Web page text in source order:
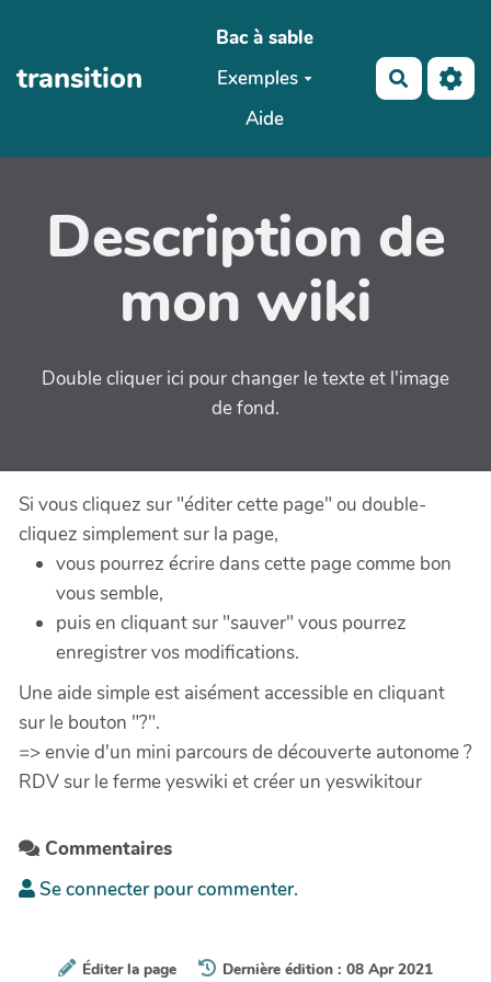
Aller au contenu principal
transition
Bac à sable
Exemples
Aide
Description de
mon wiki
Double cliquer ici pour changer le texte et l'image
de fond.
Si vous cliquez sur "éditer cette page" ou double-
cliquez simplement sur la page,
vous pourrez écrire dans cette page comme bon
vous semble,
puis en cliquant sur "sauver" vous pourrez
enregistrer vos modifications.
Une aide simple est aisément accessible en cliquant
sur le bouton "?".
=> envie d'un mini parcours de découverte autonome ?
RDV sur le ferme yeswiki et créer un yeswikitour
Commentaires
Se connecter pour commenter.
Éditer la page Dernière édition : 08 Apr 2021